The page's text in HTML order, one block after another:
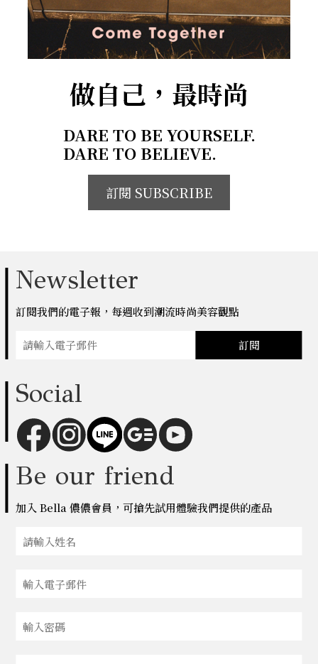
做自己，最時尚
DARE TO BE YOURSELF.
DARE TO BELIEVE.
訂閱 SUBSCRIBE
Newsletter
訂閱我們的電子報，每週收到潮流時尚美容觀點
訂閱
Social
Be our friend
加入 Bella 儂儂會員，可搶先試用體驗我們提供的產品